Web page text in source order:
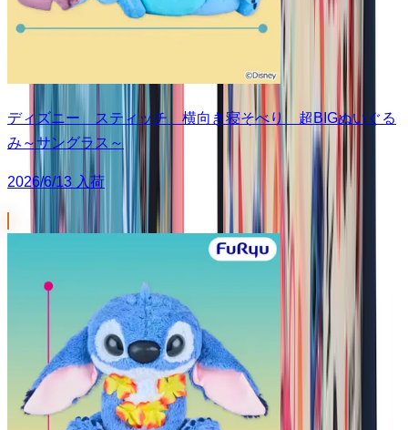
ディズニー スティッチ 横向き寝そべり 超BIGぬいぐる
み～サングラス～
2026/6/13 入荷